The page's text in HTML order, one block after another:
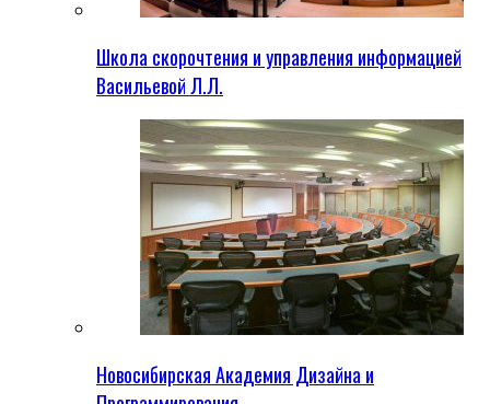
Школа скорочтения и управления информацией
Васильевой Л.Л.
Новосибирская Академия Дизайна и